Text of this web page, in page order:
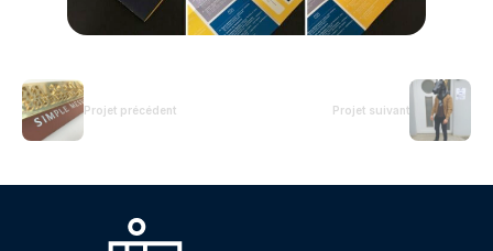
Projet précédent Projet suivant